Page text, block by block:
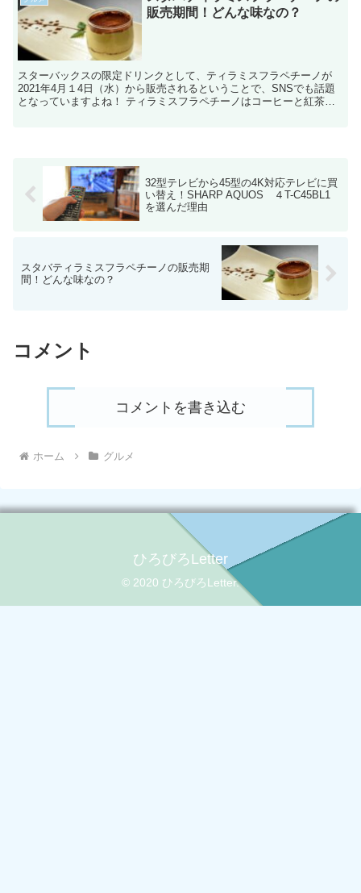
販売期間！どんな味なの？
スターバックスの限定ドリンクとして、ティラミスフラペチーノが
2021年4月１4日（水）から販売されるということで、SNSでも話題
となっていますよね！ ティラミスフラペチーノはコーヒーと紅茶そ
32型テレビから45型の4K対応テレビに買
い替え！SHARP AQUOS ４T-C45BL1
を選んだ理由
スタバティラミスフラペチーノの販売期
間！どんな味なの？
コメント
コメントを書き込む
ホーム グルメ
ひろびろLetter
© 2020 ひろびろLetter.